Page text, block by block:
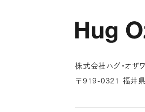
株式会社ハグ・オザワ
〒919-0321 福井